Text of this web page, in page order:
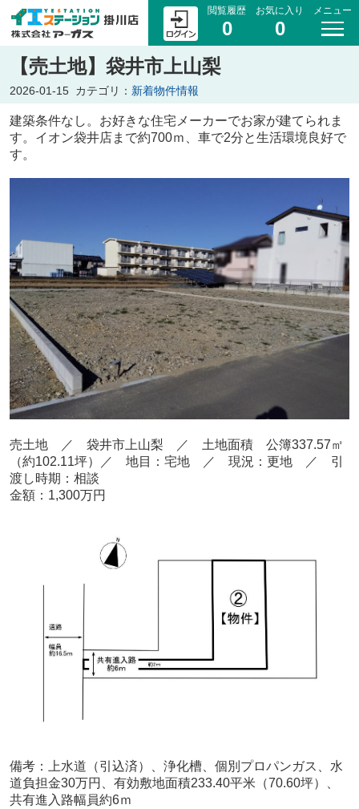
閲覧履歴
0
お気に入り
0
メニュー
【売土地】袋井市上山梨
2026-01-15 カテゴリ： 新着物件情報
建築条件なし。お好きな住宅メーカーでお家が建てられま
す。イオン袋井店まで約700ｍ、車で2分と生活環境良好で
す。
売土地 ／ 袋井市上山梨 ／ 土地面積 公簿337.57㎡
（約102.11坪）
／ 地目：宅地／ 現況：更地 ／ 引
渡し時期：相談
金額：1,300万円
備考： 上水道（引込済）、浄化槽、個別プロパンガス、水
道負担金30万円、有効敷地面積233.40平米（70.60坪）、
共有進入路幅員約6ｍ